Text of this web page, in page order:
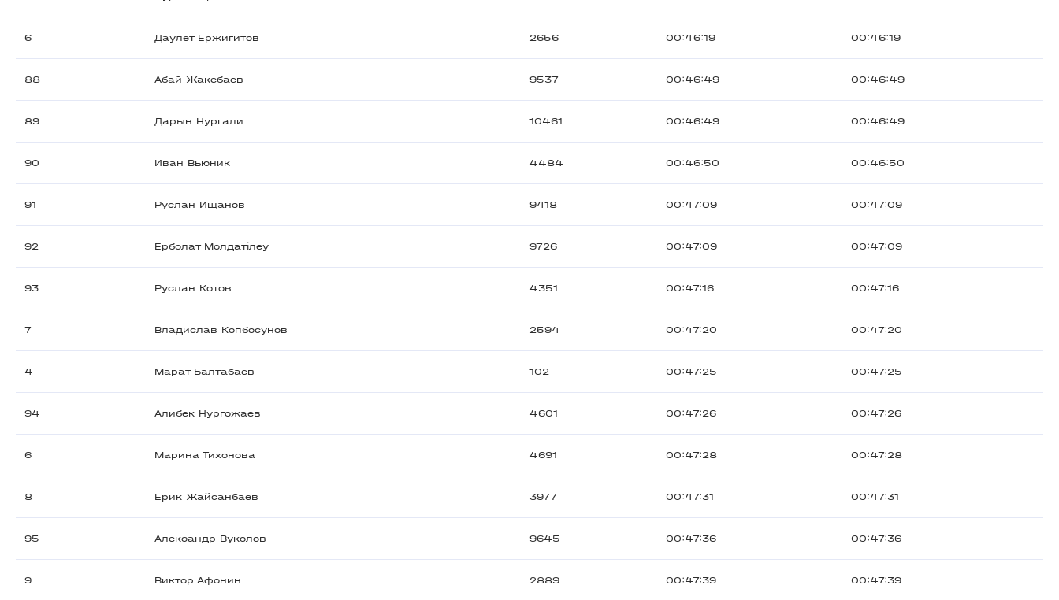
6 Даулет Ержигитов 2656 00:46:19 00:46:19
88 Абай Жакебаев 9537 00:46:49 00:46:49
89 Дарын Нургали 10461 00:46:49 00:46:49
90 Иван Вьюник 4484 00:46:50 00:46:50
91 Руслан Ищанов 9418 00:47:09 00:47:09
92 Ерболат Молдатілеу 9726 00:47:09 00:47:09
93 Руслан Котов 4351 00:47:16 00:47:16
7 Владислав Копбосунов 2594 00:47:20 00:47:20
4 Марат Балтабаев 102 00:47:25 00:47:25
94 Алибек Нургожаев 4601 00:47:26 00:47:26
6 Марина Тихонова 4691 00:47:28 00:47:28
8 Ерик Жайсанбаев 3977 00:47:31 00:47:31
95 Александр Вуколов 9645 00:47:36 00:47:36
9 Виктор Афонин 2889 00:47:39 00:47:39